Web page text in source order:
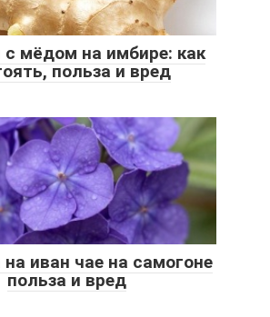
с мёдом на имбире: как
польза и вред
иван чае на самогоне
польза и вред